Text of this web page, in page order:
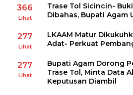
366
Lihat
Trase Tol Sicincin-
Dibahas, Bupati Agam
277
Lihat
LKAAM Matur
Adat- Perkuat
277
Lihat
Bupati Agam Dorong
Trase Tol, Minta Data
Keputusan Diambil